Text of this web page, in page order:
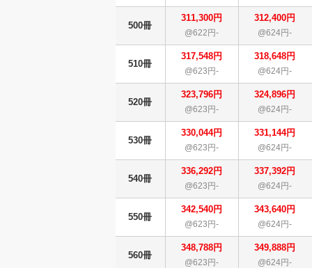
500冊
311,300円
@622円-
312,400円
@624円-
510冊
317,548円
@623円-
318,648円
@624円-
520冊
323,796円
@623円-
324,896円
@624円-
530冊
330,044円
@623円-
331,144円
@624円-
540冊
336,292円
@623円-
337,392円
@624円-
550冊
342,540円
@623円-
343,640円
@624円-
560冊
348,788円
@623円-
349,888円
@624円-